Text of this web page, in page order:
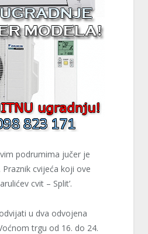
podrumima jučer je
cvijeća koji ove
cvit – Split’.
u dva odvojena
trgu od 16. do 24.